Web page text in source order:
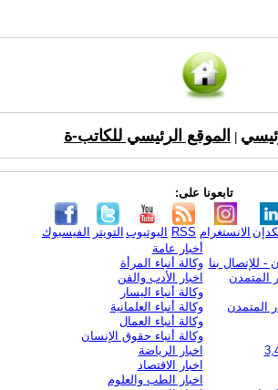
الموقع الرئيسي للكاتب-ة
تابعونا على:
الفيسبوك التويتر اليوتيوب RSS الانستغرام
- للإتصال بنا
المتمدن
المتمدن
أخبار عامة
وكالة أنباء المرأة
اخبار الأدب والفن
وكالة أنباء اليسار
وكالة أنباء العلمانية
وكالة أنباء العمال
وكالة أنباء حقوق الإنسان
اخبار الرياضة
اخبار الاقتصاد
اخبار الطب والعلوم